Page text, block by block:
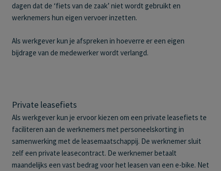
dagen dat de ‘fiets van de zaak’ niet wordt gebruikt en
werknemers hun eigen vervoer inzetten.
Als werkgever kun je afspreken in hoeverre er een eigen
bijdrage van de medewerker wordt verlangd.
Private leasefiets
Als werkgever kun je ervoor kiezen om een private leasefiets te
faciliteren aan de werknemers met personeelskorting in
samenwerking met de leasemaatschappij. De werknemer sluit
zelf een private leasecontract. De werknemer betaalt
maandelijks een vast bedrag voor het leasen van een e-bike. Net